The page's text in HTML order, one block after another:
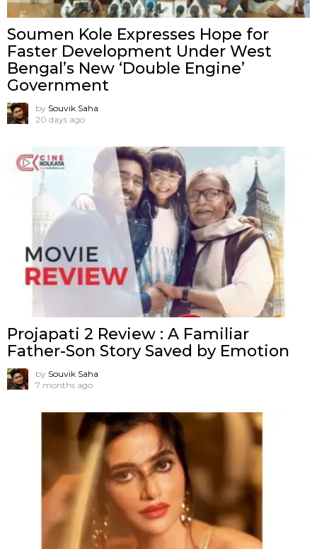
Soumen Kole Expresses Hope for
Faster Development Under West
Bengal’s New ‘Double Engine’
Government
by Souvik Saha
20 days ago
Projapati 2 Review : A Familiar
Father-Son Story Saved by Emotion
by Souvik Saha
7 months ago